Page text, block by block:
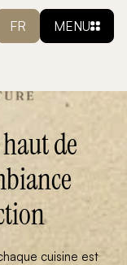
FR MENU
de
cuisine est